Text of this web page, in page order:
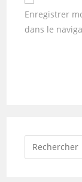
Enregistrer
dans le